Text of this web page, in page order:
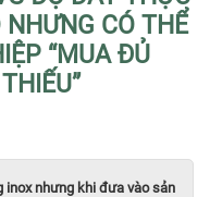
CÓ THỂ
“MUA ĐỦ
inox nhưng khi đưa vào sản